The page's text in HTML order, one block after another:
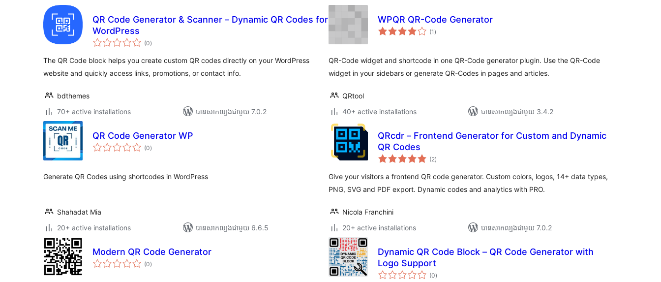
QR Code Generator & Scanner – Dynamic QR Codes for
WordPress
(0ការ
វាយ
សរុប
)
The QR Code block helps you create custom QR codes directly on your WordPress
website and quickly access links, promotions, or contact info.
bdthemes
70+ active installations
បាន​សាកល្បង​ជាមួយ 7.0.2
WPQR QR-Code Generator
(1 ការ
វាយ
)
QR-Code widget and shortcode in one QR-Code generator plugin. Use the QR-Code
widget in your sidebars or generate QR-Codes in pages and articles.
QRtool
40+ active installations
បាន​សាកល្បង​ជាមួយ 3.4.2
QR Code Generator WP
(0ការ
វាយ
)
Generate QR Codes using shortcodes in WordPress
Shahadat Mia
20+ active installations
បាន​សាកល្បង​ជាមួយ 6.6.5
QRcdr – Frontend Generator for Custom and Dynamic
QR Codes
(2ការ
វាយ
សរុប
)
Give your visitors a frontend QR code generator. Custom colors, logos, 14+ data types,
PNG, SVG and PDF export. Dynamic codes and analytics with PRO.
Nicola Franchini
20+ active installations
បាន​សាកល្បង​ជាមួយ 7.0.2
Modern QR Code Generator
(0ការ
វាយ
)
Dynamic QR Code Block – QR Code Generator with
Logo Support
(0ការ
វាយ
)